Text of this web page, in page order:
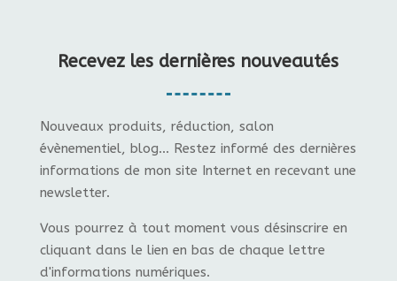
Recevez les dernières nouveautés
Nouveaux produits, réduction, salon
évènementiel, blog... Restez informé des dernières
informations de mon site Internet en recevant une
newsletter.
Vous pourrez à tout moment vous désinscrire en
cliquant dans le lien en bas de chaque lettre
d'informations numériques.